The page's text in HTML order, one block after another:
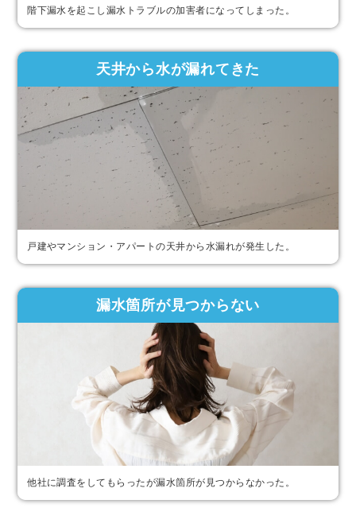
階下漏水を起こし漏水トラブルの加害者になってしまった。
天井から水が漏れてきた
戸建やマンション・アパートの天井から水漏れが発生した。
漏水箇所が見つからない
他社に調査をしてもらったが漏水箇所が見つからなかった。